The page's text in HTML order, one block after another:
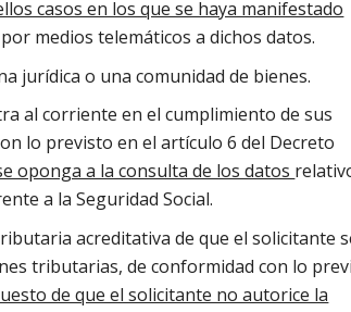
casos en los que se haya manifestado
medios telemáticos a dichos datos.
jurídica o una comunidad de bienes.
al corriente en el cumplimiento de sus
lo previsto en el artículo 6 del Decreto
oponga a la consulta de los datos
a la Seguridad Social.
acreditativa de que el solicitante
tributarias, de conformidad con lo
de que el solicitante no autorice la